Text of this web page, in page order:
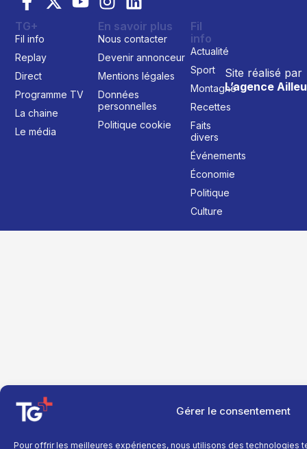
Gérer le consentement
Pour offrir les meilleures expériences, nous utilisons des technologies
Site réalisé par
L’agence
TG+
Fil info
Replay
Direct
Programme TV
La chaine
Le média
En savoir plus
Nous contacter
Devenir annonceur
Mentions légales
Données
personnelles
Politique cookie
Fil
info
Actualité
Sport
Montagne
Recettes
Faits
divers
Événements
Économie
Politique
Culture